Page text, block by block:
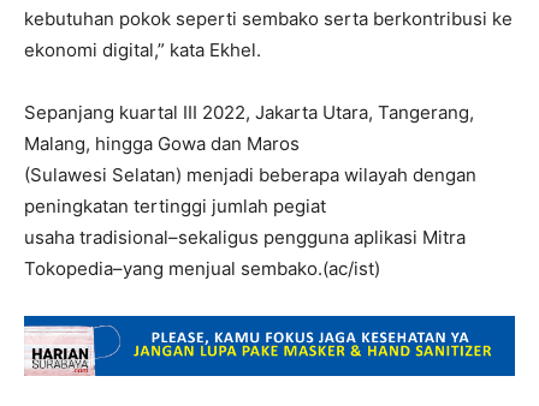
kebutuhan pokok seperti sembako serta berkontribusi ke
ekonomi digital,” kata Ekhel.
Sepanjang kuartal III 2022, Jakarta Utara, Tangerang,
Malang, hingga Gowa dan Maros
(Sulawesi Selatan) menjadi beberapa wilayah dengan
peningkatan tertinggi jumlah pegiat
usaha tradisional–sekaligus pengguna aplikasi Mitra
Tokopedia–yang menjual sembako.(ac/ist)